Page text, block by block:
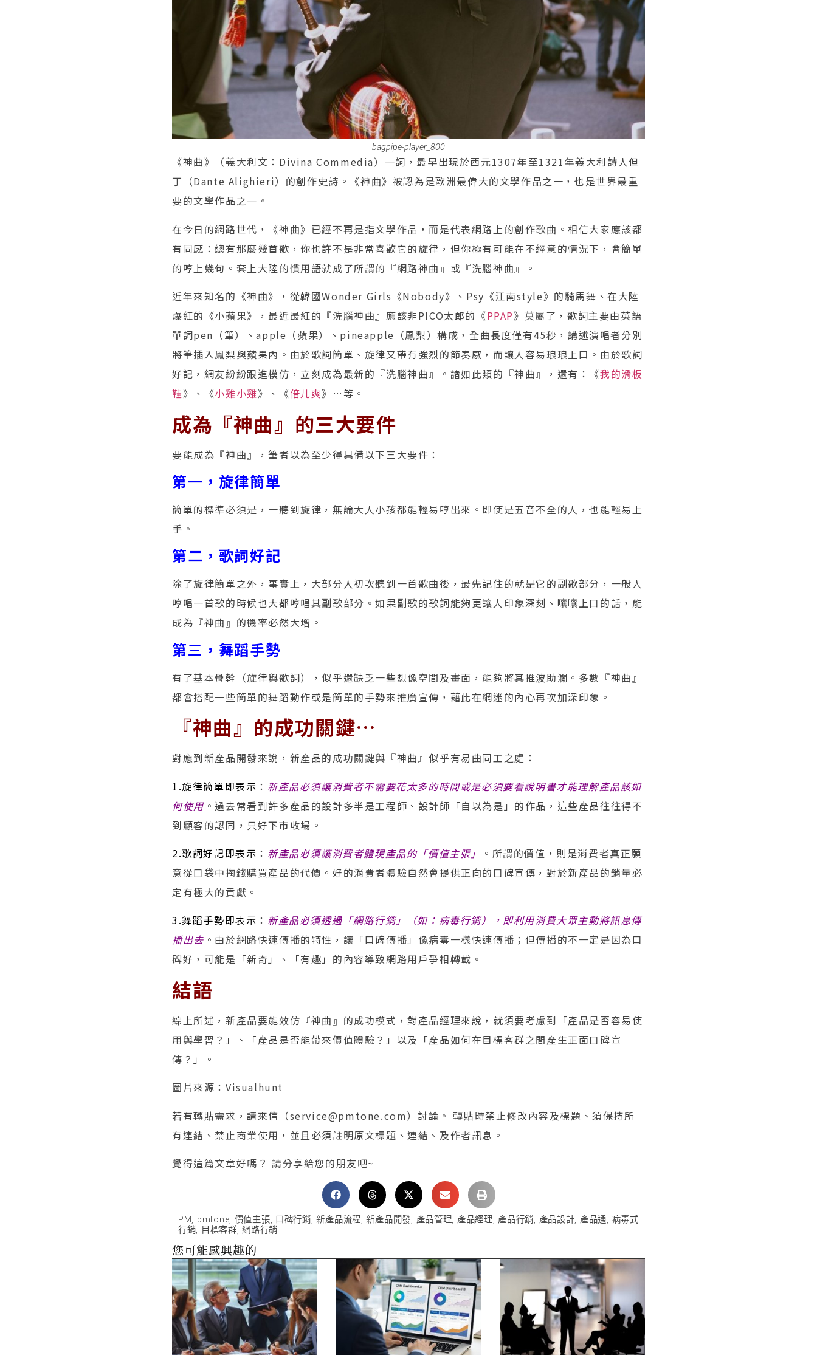
bagpipe-player_800
《神曲》（義大利文：Divina Commedia）一詞，最早出現於西元1307年至1321年義大利詩人但
丁（Dante Alighieri）的創作史詩。《神曲》被認為是歐洲最偉大的文學作品之一，也是世界最重
要的文學作品之一。
在今日的網路世代，《神曲》已經不再是指文學作品，而是代表網路上的創作歌曲。相信大家應該都
有同感：總有那麼幾首歌，你也許不是非常喜歡它的旋律，但你極有可能在不經意的情況下，會簡單
的哼上幾句。套上大陸的慣用語就成了所謂的『網路神曲』或『洗腦神曲』。
近年來知名的《神曲》，從韓國Wonder Girls《Nobody》、Psy《江南style》的騎馬舞、在大陸
爆紅的《小蘋果》，最近最紅的『洗腦神曲』應該非PICO太郎的《PPAP》莫屬了，歌詞主要由英語
單詞pen（筆）、apple（蘋果）、pineapple（鳳梨）構成，全曲長度僅有45秒，講述演唱者分別
將筆插入鳳梨與蘋果內。由於歌詞簡單、旋律又帶有強烈的節奏感，而讓人容易琅琅上口。由於歌詞
好記，網友紛紛跟進模仿，立刻成為最新的『洗腦神曲』。諸如此類的『神曲』，還有：《我的滑板
鞋》、《小雞小雞》、《倍儿爽》…等。
成為『神曲』的三大要件
要能成為『神曲』，筆者以為至少得具備以下三大要件：
第一，旋律簡單
簡單的標準必須是，一聽到旋律，無論大人小孩都能輕易哼出來。即使是五音不全的人，也能輕易上
手。
第二，歌詞好記
除了旋律簡單之外，事實上，大部分人初次聽到一首歌曲後，最先記住的就是它的副歌部分，一般人
哼唱一首歌的時候也大都哼唱其副歌部分。如果副歌的歌詞能夠更讓人印象深刻、嚷嚷上口的話，能
成為『神曲』的機率必然大增。
第三，舞蹈手勢
有了基本骨幹（旋律與歌詞），似乎還缺乏一些想像空間及畫面，能夠將其推波助瀾。多數『神曲』
都會搭配一些簡單的舞蹈動作或是簡單的手勢來推廣宣傳，藉此在網迷的內心再次加深印象。
『神曲』的成功關鍵…
對應到新產品開發來說，新產品的成功關鍵與『神曲』似乎有易曲同工之處：
1.旋律簡單即表示 ： 新產品必須讓消費者不需要花太多的時間或是必須要看說明書才能理解產品該如
何使用 。過去常看到許多產品的設計多半是工程師、設計師「自以為是」的作品，這些產品往往得不
到顧客的認同，只好下市收場。
2.歌詞好記即表示 ： 新產品必須讓消費者體現產品的「價值主張」
。所謂的價值，則是消費者真正願
意從口袋中掏錢購買產品的代價。好的消費者體驗自然會提供正向的口碑宣傳，對於新產品的銷量必
定有極大的貢獻。
3.舞蹈手勢即表示 ： 新產品必須透過「網路行銷」（如：病毒行銷），即利用消費大眾主動將訊息傳
播出去 。由於網路快速傳播的特性，讓「口碑傳播」像病毒一樣快速傳播；但傳播的不一定是因為口
碑好，可能是「新奇」、「有趣」的內容導致網路用戶爭相轉載。
結語
綜上所述，新產品要能效仿『神曲』的成功模式，對產品經理來說，就須要考慮到「產品是否容易使
用與學習？」、「產品是否能帶來價值體驗？」以及「產品如何在目標客群之間產生正面口碑宣
傳？」。
圖片來源：Visualhunt
若有轉貼需求，請來信（service@pmtone.com）討論。 轉貼時禁止修改內容及標題、須保持所
有連結、禁止商業使用，並且必須註明原文標題、連結、及作者訊息。
覺得這篇文章好嗎？ 請分享給您的朋友吧~
PM, pmtone, 價值主張, 口碑行銷,新產品流程,新產品開發, 產品管理, 產品經理, 產品行銷, 產品設計, 產品通, 病毒式
行銷, 目標客群,網路行銷
您可能感興趣的